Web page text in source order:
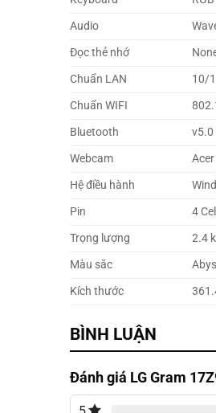
Audio
Đọc thẻ nhớ
Chuẩn LAN
10/
Chuẩn WIFI
Bluetooth
v5.0
Webcam
Hệ điều hành
Pin
4
Trọng lượng
2.4
Màu sắc
Kích thước
BÌNH LUẬN
Đánh giá LG Gram